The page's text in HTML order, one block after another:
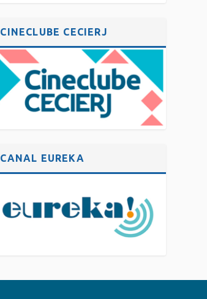
CINECLUBE CECIERJ
CANAL EUREKA